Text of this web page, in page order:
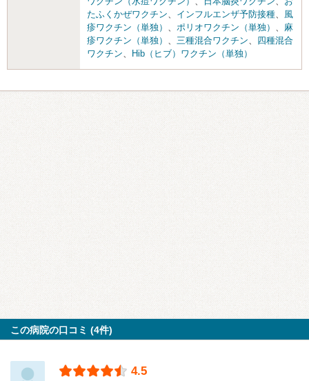
たふくかぜワクチン、 インフルエンザ予防接種、 風
疹ワクチン（単独） 、 ポリオワクチン（単独） 、 麻
疹ワクチン（単独） 、 三種混合ワクチン、 四種混合
ワクチン、 Hib（ヒブ）ワクチン（単独）
この病院の口コミ (4件)
4.5